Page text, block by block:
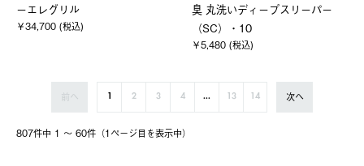
ーエレグリル
￥34,700 (税込)
臭 丸洗いディープスリーパー
（SC）・10
￥5,480 (税込)
807件中 1 〜 60件（1ページ⽬を表⽰中）
前へ 1 2 3 4 ... 13 14 次へ